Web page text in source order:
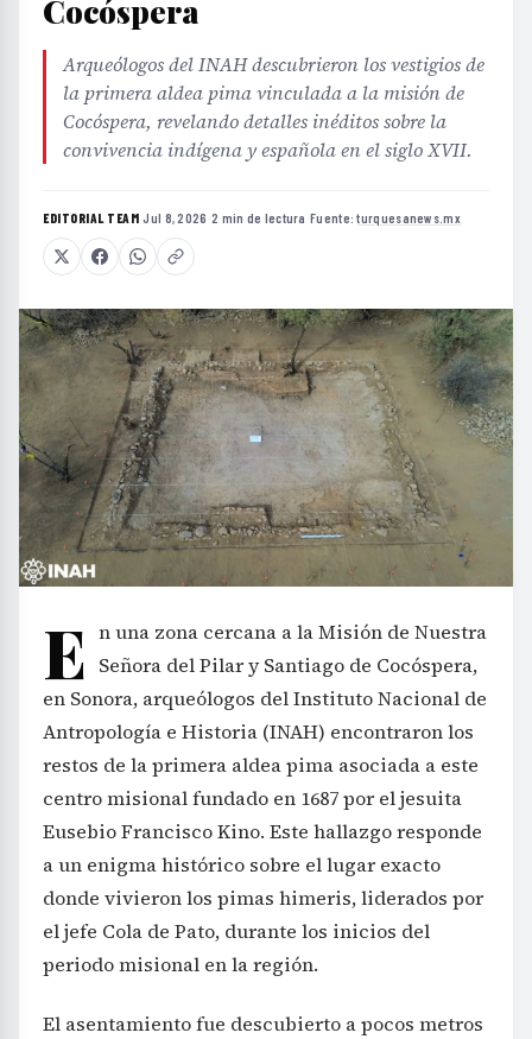
Cocóspera
Arqueólogos del INAH descubrieron los vestigios de
la primera aldea pima vinculada a la misión de
Cocóspera, revelando detalles inéditos sobre la
convivencia indígena y española en el siglo XVII.
EDITORIAL TEAM·Jul 8, 2026 ·2 min de lectura ·Fuente:turquesanews.mx
E n una zona cercana a la Misión de Nuestra
Señora del Pilar y Santiago de Cocóspera,
en Sonora, arqueólogos del Instituto Nacional de
Antropología e Historia (INAH) encontraron los
restos de la primera aldea pima asociada a este
centro misional fundado en 1687 por el jesuita
Eusebio Francisco Kino. Este hallazgo responde
a un enigma histórico sobre el lugar exacto
donde vivieron los pimas himeris, liderados por
el jefe Cola de Pato, durante los inicios del
periodo misional en la región.
El asentamiento fue descubierto a pocos metros